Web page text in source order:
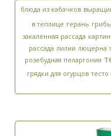
блюда из кабачков
в теплице герань грибы
закалённая рассада
рассада лилии люцерна
розебудная пеларгония
грядки для огурцов